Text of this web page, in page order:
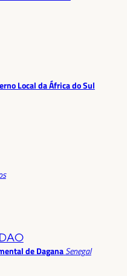
Local da África do Sul
de DaganaSenegal